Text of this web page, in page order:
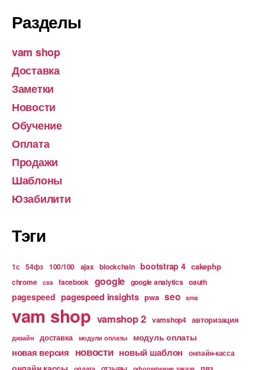
Разделы
vam shop
Доставка
Заметки
Новости
Обучение
Оплата
Продажи
Шаблоны
Юзабилити
Тэги
1с 54фз 100/100 ajax blockchain bootstrap 4 cakephp
chrome css facebook google google analytics oauth
pagespeed pagespeed insights pwa seo sms
vam shop vamshop 2 vamshop4 авторизация
дизайн доставка модули оплаты модуль оплаты
новая версия новости новый шаблон онлайн-касса
онлайн кассы оплата оформление заказа пвз